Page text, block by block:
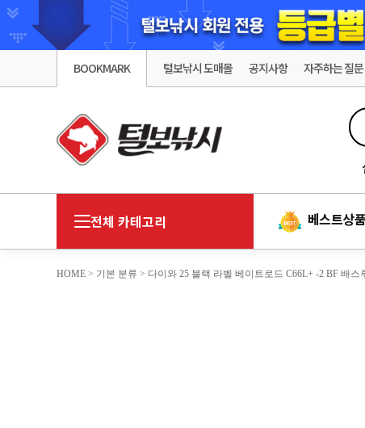
BOOKMARK 털보낚시 도매몰 공지사항 자주하는 질문
전체 카테고리 베스트상품
HOME > 기본 분류 > 다이와 25 블랙 라벨 베이트로드 C66L+ -2 BF 배스